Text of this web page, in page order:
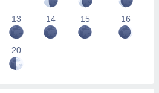
13 14 15 16
20